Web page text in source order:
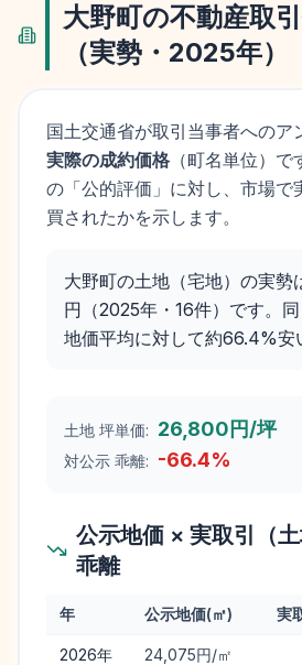
大野町の不動産取
（実勢・ 2025年）
国土交通省が取引当事者へのア
実際の成約価格 （町名単位）
の「公的評価」に対し、市場で
買されたかを示します。
大野町の土地（宅地）の実勢
円（2025年・16件）です。
地価平均に対して約66.4%安
土地 坪単価: 26,800円/坪
対公示 乖離: -66.4%
公示地価 × 実取引（
乖離
年 公示地価(㎡) 実
2026年 24,075円/㎡